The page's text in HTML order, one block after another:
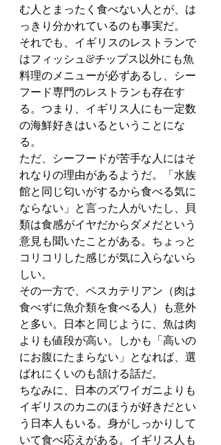
む人とまったく食べない人とが、は
っきり分かれているのも事実だ。
それでも、イギリスのレストランで
はフィッシュ&チップス以外にも魚
料理のメニューが必ずあるし、シー
フード専門のレストランも存在す
る。つまり、イギリス人にも一定数
の海鮮好きはいるということにな
る。
ただ、シーフードが苦手な人にはそ
れなりの理由があるようだ。「水族
館と同じ匂いがするから食べる気に
ならない」と言った人がいたし、貝
類は食感がイヤだからダメだという
意見も聞いたことがある。ちょっと
コリコリした感じが気に入らないら
しい。
その一方で、ペスカテリアン（肉は
食べずに魚介類を食べる人）も意外
と多い。日本と同じように、魚は肉
よりも値段が高い。しかも「高いの
にお腹にたまらない」となれば、選
ばれにくいのも頷ける話だ。
ちなみに、日本のズワイガニよりも
イギリスのカニのほうが好きだとい
う日本人もいる。身がしっかりして
いて食べ応えがある。イギリス人も